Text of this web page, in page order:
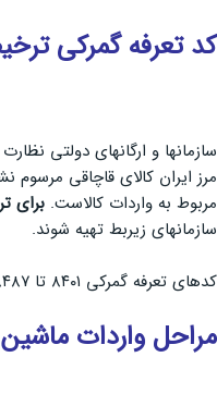
کد تعرفه گمرکی
سازمانها و ارگانهای دولتی
مرز ایران کالای قاچاقی
مربوط به واردات کالاست. برای
سازمانهای زیربط تهیه شوند.
کدهای تعرفه گمرکی ۸۴۰۱ تا ۸۴۸۷ مربوط به تمامی ماشین آلات و وسایل مکانیکی و اجزای آن ها است.
مراحل واردات